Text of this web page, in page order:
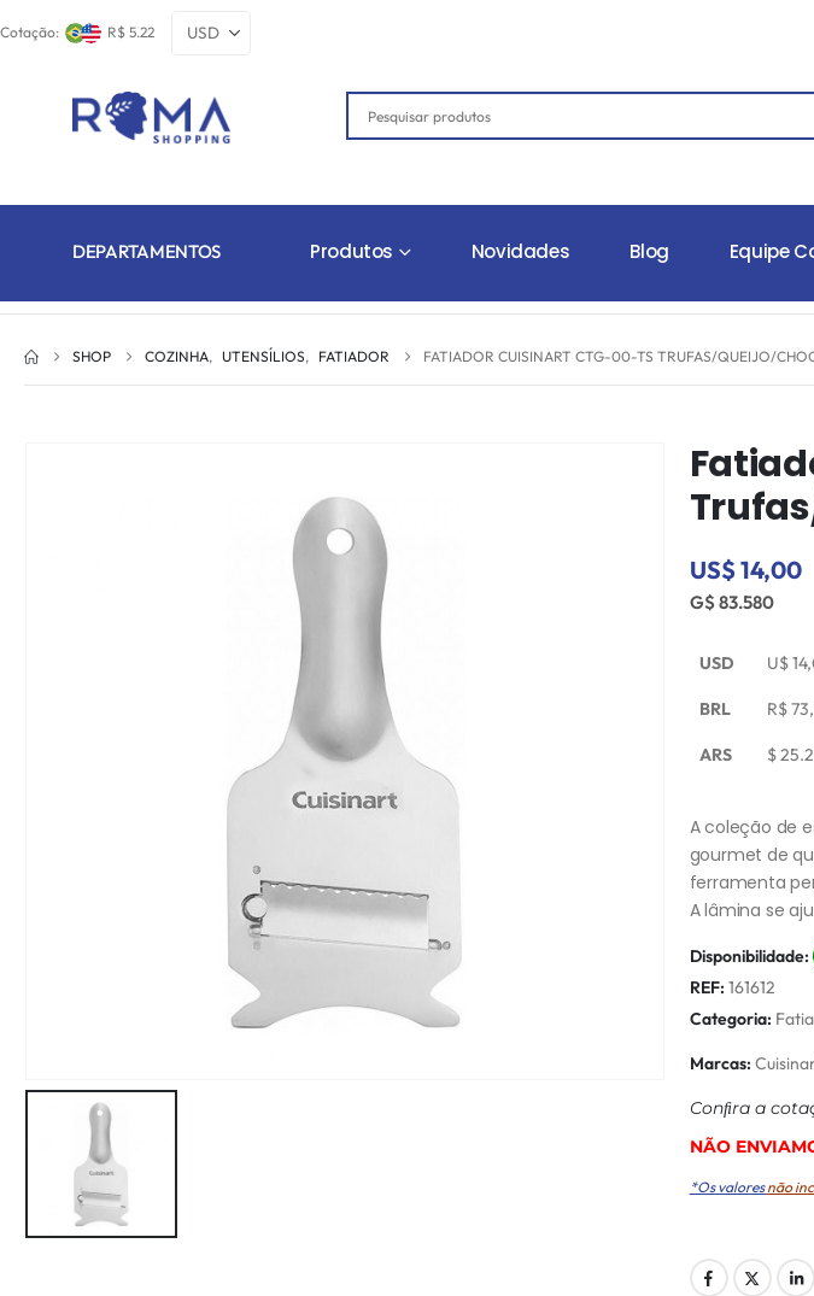
Cotação: R$ 5.22
DEPARTAMENTOS Produtos Novidades Blog Equipe
SHOP COZINHA, UTENSÍLIOS, FATIADOR FATIADOR CUISINART CTG-00-TS TRUFAS/QUEIJO/
US$ 14,00
G$ 83.580
USD U$
BRL R$
ARS $
A coleção de
gourmet de
ferramenta
A lâmina se
Disponibilidade:
REF: 161612
Categoria:
Marcas:
Conﬁra a
NÃO
*Os valoresnão